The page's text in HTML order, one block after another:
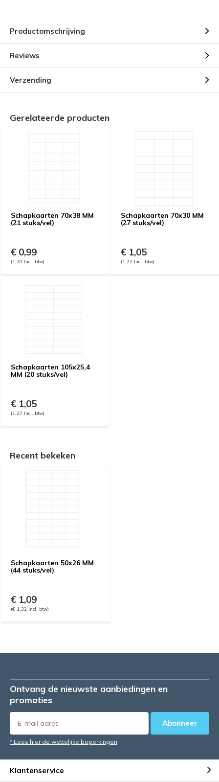
Productomschrijving
Reviews
Verzending
Gerelateerde producten
Schapkaarten 70x38 MM
(21 stuks/vel)
€ 0,99
(1,20 Incl. btw)
Schapkaarten 70x30 MM
(27 stuks/vel)
€ 1,05
(1,27 Incl. btw)
Schapkaarten 105x25,4
MM (20 stuks/vel)
€ 1,05
(1,27 Incl. btw)
Recent bekeken
Schapkaarten 50x26 MM
(44 stuks/vel)
€ 1,09
(€ 1,32 Incl. btw)
Ontvang de nieuwste aanbiedingen en
promoties
Abonneer
* Lees hier de wettelijke beperkingen
Klantenservice